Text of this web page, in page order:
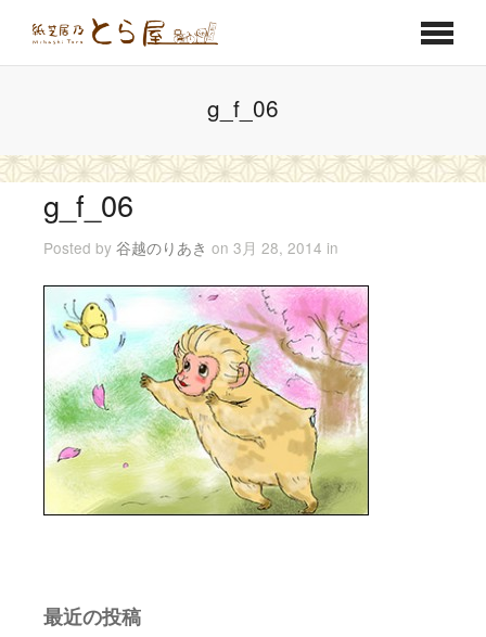
g_f_06
g_f_06
Posted by 谷越のりあき on 3月 28, 2014 in
最近の投稿